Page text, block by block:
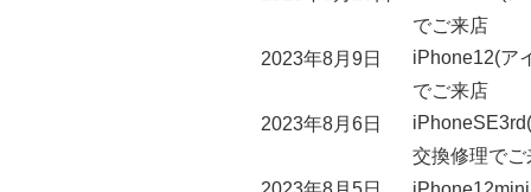
でご来店
2023年8月9日
iPhone12(ア
でご来店
2023年8月6日
交換修理でご